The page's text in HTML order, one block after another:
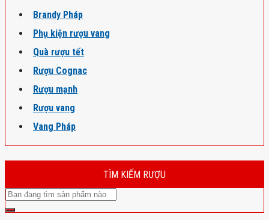
Brandy Pháp
Phụ kiện rượu vang
Quà rượu tết
Rượu Cognac
Rượu mạnh
Rượu vang
Vang Pháp
TÌM KIẾM RƯỢU